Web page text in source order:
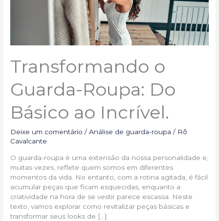
Transformando o
Guarda-Roupa: Do
Básico ao Incrível.
Deixe um comentário /Análise de guarda-roupa / Rô
Cavalcante
O guarda-roupa é uma extensão da nossa personalidade e,
muitas vezes, reflete quem somos em diferentes
momentos da vida. No entanto, com a rotina agitada, é fácil
acumular peças que ficam esquecidas, enquanto a
criatividade na hora de se vestir parece escassa. Neste
texto, vamos explorar como revitalizar peças básicas e
transformar seus looks de […]